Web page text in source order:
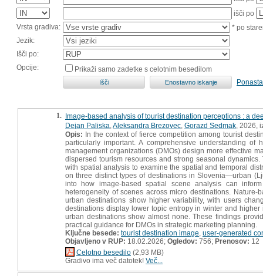
išči po
Vrsta gradiva:
* po
Jezik:
Išči po:
Opcije:
Prikaži samo zadetke s celotnim besedilom
1. Image-based analysis of tourist destination perceptions : a
Dejan Paliska Aleksandra Brezovec Gorazd Sedmak , 2026,
Opis: In the context of fierce competition among tourist
particularly important. A comprehensive understanding
management organizations (DMOs) design more effective
dispersed tourism resources and strong seasonal
with spatial analysis to examine the spatial and temporal
on three distinct types of destinations in Slovenia—urban
into how image-based spatial scene analysis can
heterogeneity of scenes across micro destinations.
urban destinations show higher variability, with users
destinations display lower topic entropy in winter and
urban destinations show almost none. These findings
practical guidance for DMOs in strategic marketing planning.
Ključne besede: tourist destination image user-generated
Objavljeno v RUP: 18.02.2026; Ogledov: 756; Prenosov: 12
Celotno besedilo (2,93 MB)
Gradivo ima več datotek! Več...